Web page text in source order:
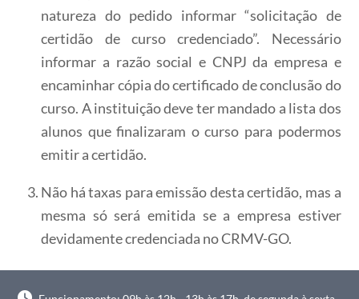
natureza do pedido informar “solicitação de
certidão de curso credenciado”. Necessário
informar a razão social e CNPJ da empresa e
encaminhar cópia do certificado de conclusão do
curso. A instituição deve ter mandado a lista dos
alunos que finalizaram o curso para podermos
emitir a certidão.
Não há taxas para emissão desta certidão, mas a
mesma só será emitida se a empresa estiver
devidamente credenciada no CRMV-GO.